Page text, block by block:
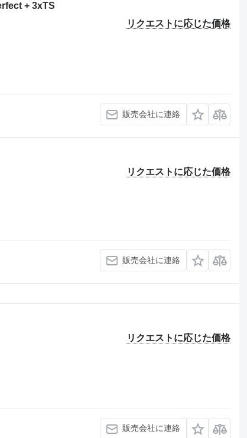
+ 3xTS
リクエストに応じた価格
販売会社に連絡
リクエストに応じた価格
販売会社に連絡
リクエストに応じた価格
販売会社に連絡